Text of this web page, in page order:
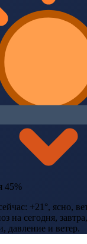
45%
+21°, ясно,
на сегодня,
давление и ветер.